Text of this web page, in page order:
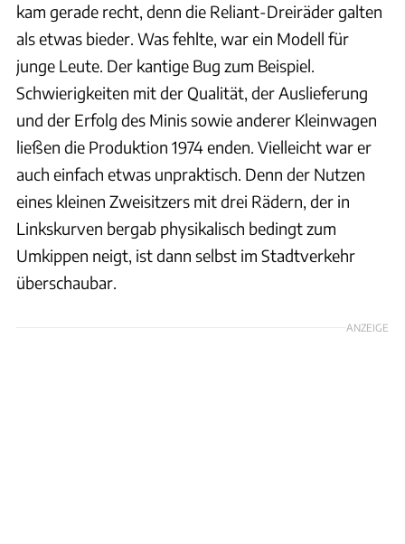
kam gerade recht, denn die Reliant-Dreiräder galten
als etwas bieder. Was fehlte, war ein Modell für
junge Leute. Der kantige Bug zum Beispiel.
Schwierigkeiten mit der Qualität, der Auslieferung
und der Erfolg des Minis sowie anderer Kleinwagen
ließen die Produktion 1974 enden. Vielleicht war er
auch einfach etwas unpraktisch. Denn der Nutzen
eines kleinen Zweisitzers mit drei Rädern, der in
Linkskurven bergab physikalisch bedingt zum
Umkippen neigt, ist dann selbst im Stadtverkehr
überschaubar.
ANZEIGE